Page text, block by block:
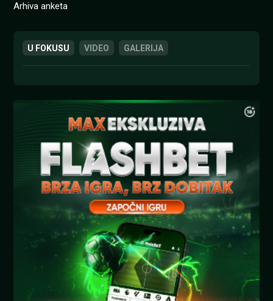
Arhiva anketa
U FOKUSU VIDEO GALERIJA